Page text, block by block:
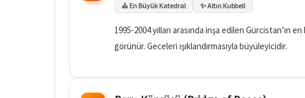
⛪ En Büyük Katedral ✨ Altın Kubbeli
1995-2004 yılları arasında inşa edilen
görünür. Geceleri ışıklandırmasıyla büyüleyicidir.